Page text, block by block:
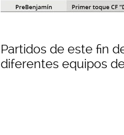
Partidos de este fin
diferentes equipos